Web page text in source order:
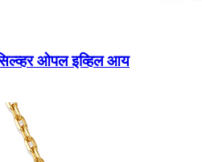
ओपल इव्हिल आय